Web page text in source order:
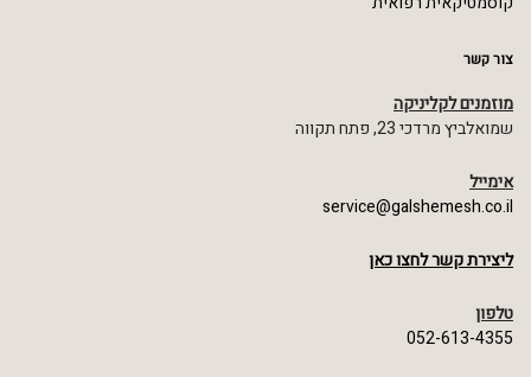
צור קשר
מוזמנים לקליניקה
שמואלביץ מרדכי 23, פתח תקווה
אימייל
service@galshemesh.co.il
ליצירת קשר לחצו כאן
טלפון
052-613-4355